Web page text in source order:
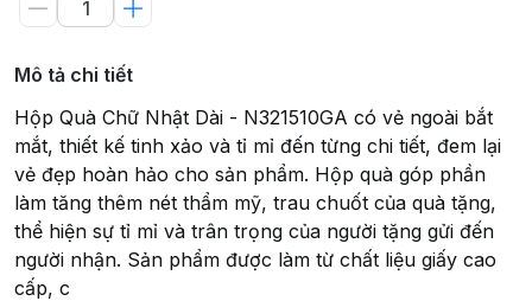
Mô tả chi tiết
Hộp Quà Chữ Nhật Dài - N321510GA có vẻ ngoài bắt
mắt, thiết kế tinh xảo và tỉ mỉ đến từng chi tiết, đem lại
vẻ đẹp hoàn hảo cho sản phẩm. Hộp quà góp phần
làm tăng thêm nét thẩm mỹ, trau chuốt của quà tặng,
thể hiện sự tỉ mỉ và trân trọng của người tặng gửi đến
người nhận. Sản phẩm được làm từ chất liệu giấy cao
cấp, c